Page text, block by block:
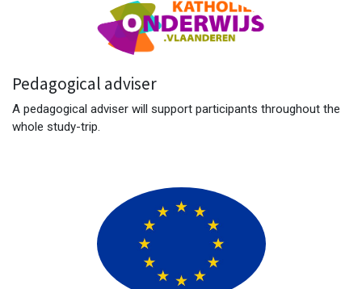
Pedagogical adviser
A pedagogical adviser will support participants throughout the
whole study-trip.